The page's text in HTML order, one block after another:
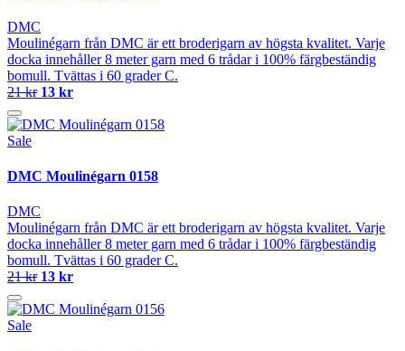
DMC
Moulinégarn från DMC är ett broderigarn av högsta kvalitet. Varje
docka innehåller 8 meter garn med 6 trådar i 100% färgbeständig
bomull. Tvättas i 60 grader C.
21 kr 13 kr
Sale
DMC Moulinégarn 0158
DMC
Moulinégarn från DMC är ett broderigarn av högsta kvalitet. Varje
docka innehåller 8 meter garn med 6 trådar i 100% färgbeständig
bomull. Tvättas i 60 grader C.
21 kr 13 kr
Sale